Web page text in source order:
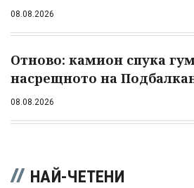
08.08.2026
Отново: камион спука
насрещното на
08.08.2026
НАЙ-ЧЕТЕНИ